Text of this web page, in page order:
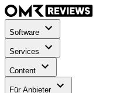
Software
Services
Content
Für Anbieter